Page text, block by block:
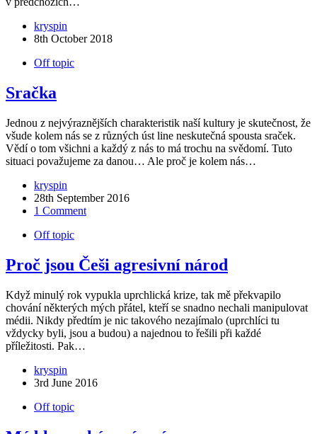
kryspin
8th October 2018
Off topic
Sračka
Jednou z nejvýraznějších charakteristik naší kultury je skutečnost, že
všude kolem nás se z různých úst line neskutečná spousta sraček.
Vědí o tom všichni a každý z nás to má trochu na svědomí. Tuto
situaci považujeme za danou… Ale proč je kolem nás…
kryspin
28th September 2016
1 Comment
Off topic
Proč jsou Češi agresivní národ
Když minulý rok vypukla uprchlická krize, tak mě překvapilo
chování některých mých přátel, kteří se snadno nechali manipulovat
médii. Nikdy předtím je nic takového nezajímalo (uprchlíci tu
vždycky byli, jsou a budou) a najednou to řešili při každé
příležitosti. Pak…
kryspin
3rd June 2016
Off topic